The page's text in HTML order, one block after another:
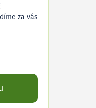
za vás